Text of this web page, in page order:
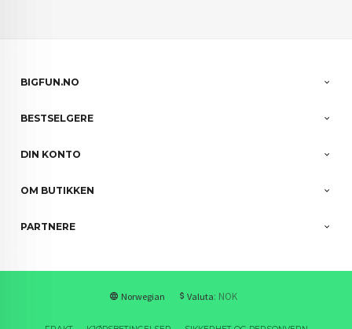
BIGFUN.NO
BESTSELGERE
DIN KONTO
OM BUTIKKEN
PARTNERE
Norwegian Valuta: NOK